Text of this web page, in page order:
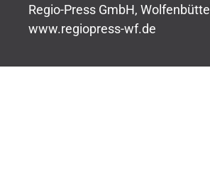
Regio-Press GmbH, Wolfenbüttel
www.regiopress-wf.de